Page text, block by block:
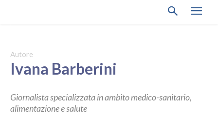
Autore
Ivana Barberini
Giornalista specializzata in ambito medico-sanitario,
alimentazione e salute